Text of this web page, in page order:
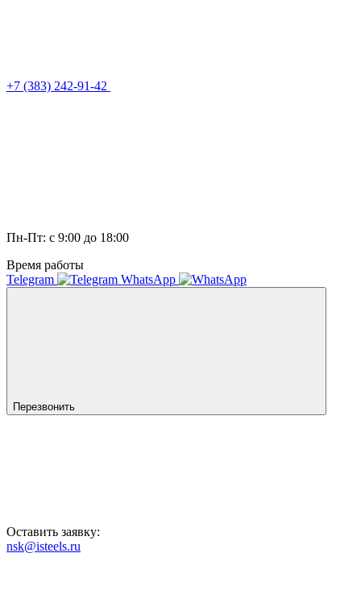
+7 (383) 242-91-42
Пн-Пт: с 9:00 до 18:00
Время работы
Telegram
WhatsApp
Перезвонить
Оставить заявку:
nsk@isteels.ru